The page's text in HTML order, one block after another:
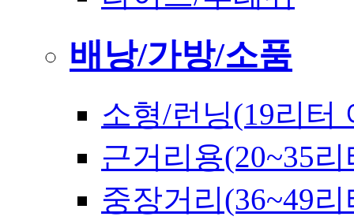
배낭/가방/소품
소형/런닝(19리터
근거리용(20~35리
중장거리(36~49리